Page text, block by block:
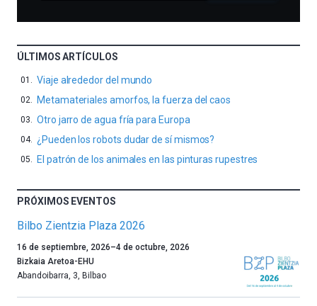
ÚLTIMOS ARTÍCULOS
Viaje alrededor del mundo
Metamateriales amorfos, la fuerza del caos
Otro jarro de agua fría para Europa
¿Pueden los robots dudar de sí mismos?
El patrón de los animales en las pinturas rupestres
PRÓXIMOS EVENTOS
Bilbo Zientzia Plaza 2026
Un
año
más,
16 de septiembre, 2026–4 de octubre, 2026
Bizkaia Aretoa-EHU
Abandoibarra, 3, Bilbao